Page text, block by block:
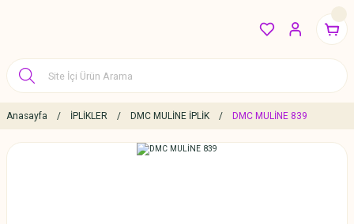
Anasayfa İPLİKLER DMC MULİNE İPLİK DMC MULİNE 839